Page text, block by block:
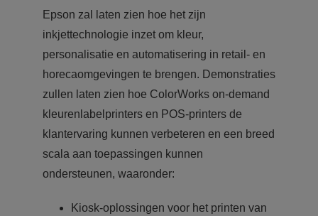
Epson zal laten zien hoe het zijn
inkjettechnologie inzet om kleur,
personalisatie en automatisering in retail- en
horecaomgevingen te brengen. Demonstraties
zullen laten zien hoe ColorWorks on-demand
kleurenlabelprinters en POS-printers de
klantervaring kunnen verbeteren en een breed
scala aan toepassingen kunnen
ondersteunen, waaronder:
Kiosk-oplossingen voor het printen van